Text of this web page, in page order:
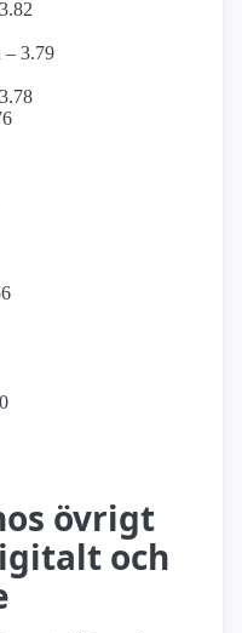
– 3.79
övrigt
och